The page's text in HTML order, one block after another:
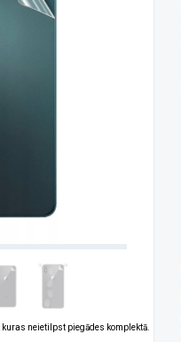
neietilpst piegādes komplektā.